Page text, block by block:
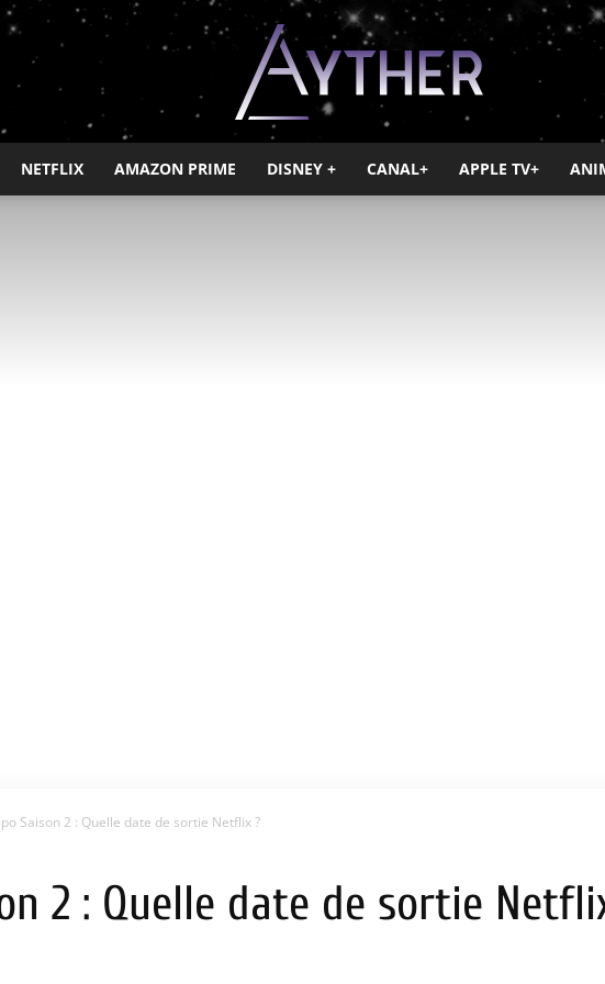
Ayther
NETFLIX AMAZON PRIME DISNEY + CANAL+ APPLE TV+
Saison 2 : Quelle date de sortie Netflix ?
2 : Quelle date de sortie